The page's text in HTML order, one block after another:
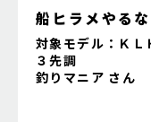
船ヒラメやる
対象モデル：ＫＬ
３先調
釣りマニア さん